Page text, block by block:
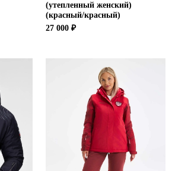
(утепленный женский)
(красный/красный)
27 000 ₽